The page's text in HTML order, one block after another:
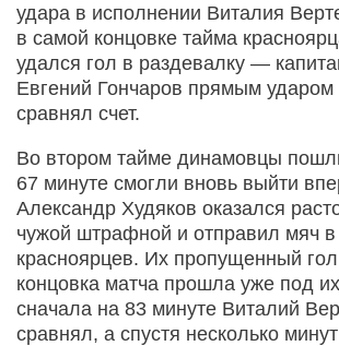
удара в исполнении Виталия
в самой концовке тайма
удался гол в раздевалку —
Евгений Гончаров прямым
сравнял счет.
Во втором тайме динамовцы
67 минуте смогли вновь выйти
Александр Худяков оказался
чужой штрафной и отправил мяч в
красноярцев. Их пропущенный
концовка матча прошла уже под
сначала на 83 минуте Виталий
сравнял, а спустя несколько